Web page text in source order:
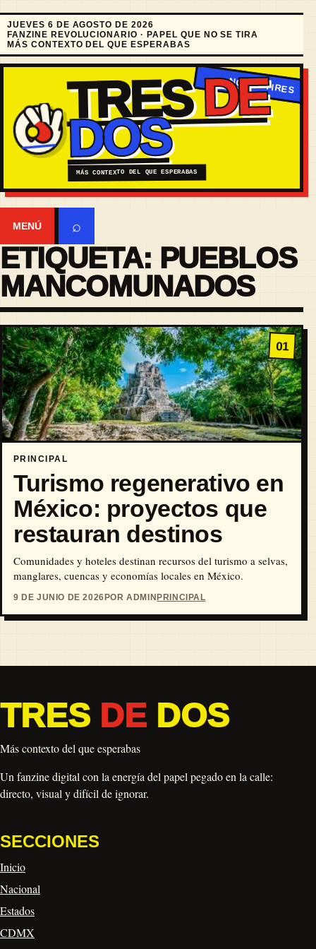
JUEVES 6 DE AGOSTO DE 2026
FANZINE REVOLUCIONARIO · PAPEL QUE NO SE TIRA
MÁS CONTEXTO DEL QUE ESPERABAS
TRESDE
DOS
MÁS CONTEXTO DEL QUE ESPERABAS
MENÚ ⌕
ETIQUETA: PUEBLOS
MANCOMUNADOS
01
PRINCIPAL
Turismo regenerativo en
México: proyectos que
restauran destinos
Comunidades y hoteles destinan recursos del turismo a selvas,
manglares, cuencas y economías locales en México.
9 DE JUNIO DE 2026POR ADMINPRINCIPAL
TRES DEDOS
Más contexto del que esperabas
Un fanzine digital con la energía del papel pegado en la calle:
directo, visual y difícil de ignorar.
SECCIONES
Inicio
Nacional
Estados
CDMX